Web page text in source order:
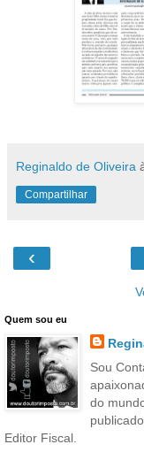
Reginaldo de Oliveira
Compartilhar
‹
Quem sou eu
Sou
do
Editor Fiscal.